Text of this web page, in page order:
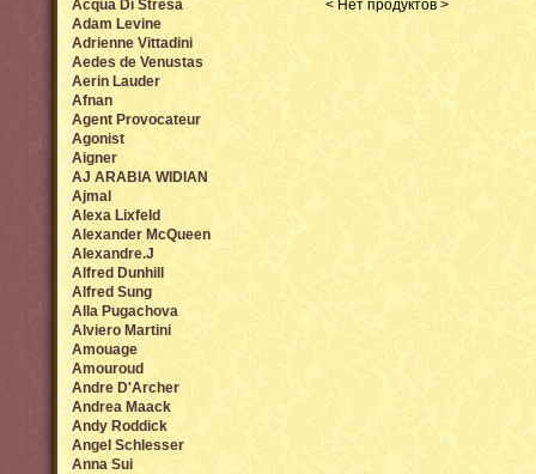
< Нет продуктов >
Acqua Di Stresa
Adam Levine
Adrienne Vittadini
Aedes de Venustas
Aerin Lauder
Afnan
Agent Provocateur
Agonist
Aigner
AJ ARABIA WIDIAN
Ajmal
Alexa Lixfeld
Alexander McQueen
Alexandre.J
Alfred Dunhill
Alfred Sung
Alla Pugachova
Alviero Martini
Amouage
Amouroud
Andre D'Archer
Andrea Maack
Andy Roddick
Angel Sсhlesser
Anna Sui